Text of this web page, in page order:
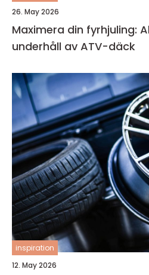
26. May 2026
Maximera din fyrhjuling:
underhåll av ATV-däck
inspiration
12. May 2026